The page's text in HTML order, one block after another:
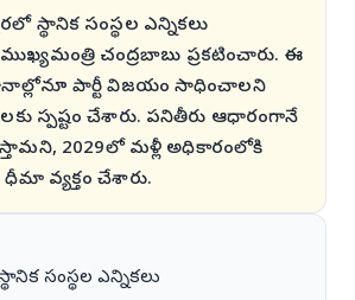
స్థానిక సంస్థల ఎన్నికలు
చంద్రబాబు ప్రకటించారు. ఈ
పార్టీ విజయం సాధించాలని
స్పష్టం చేశారు. పనితీరు ఆధారంగానే
2029లో మళ్లీ అధికారంలోకి
వ్యక్తం చేశారు.
సంస్థల ఎన్నికలు